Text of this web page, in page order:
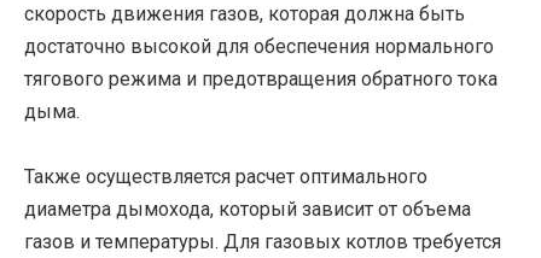
скорость движения газов, которая должна быть
достаточно высокой для обеспечения нормального
тягового режима и предотвращения обратного тока
дыма.
Также осуществляется расчет оптимального
диаметра дымохода, который зависит от объема
газов и температуры. Для газовых котлов требуется